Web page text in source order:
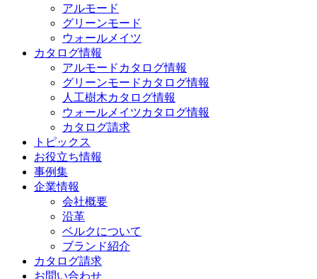
アルモード
グリーンモード
ウォールメイツ
カタログ情報
アルモードカタログ情報
グリーンモードカタログ情報
人工樹木カタログ情報
ウォールメイツカタログ情報
カタログ請求
トピックス
お役立ち情報
事例集
企業情報
会社概要
沿革
ベルクについて
ブランド紹介
カタログ請求
お問い合わせ